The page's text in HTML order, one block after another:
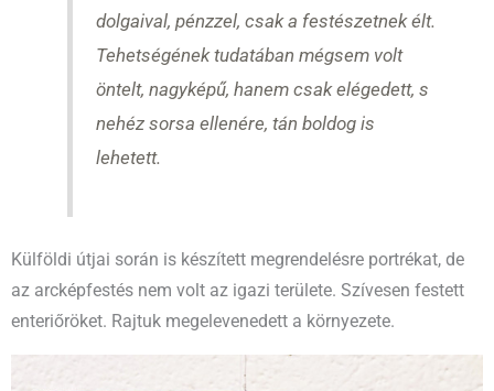
dolgaival, pénzzel, csak a festészetnek élt.
Tehetségének tudatában mégsem volt
öntelt, nagyképű, hanem csak elégedett, s
nehéz sorsa ellenére, tán boldog is
lehetett.
Külföldi útjai során is készített megrendelésre portrékat, de
az arcképfestés nem volt az igazi területe. Szívesen festett
enteriőröket. Rajtuk megelevenedett a környezete.